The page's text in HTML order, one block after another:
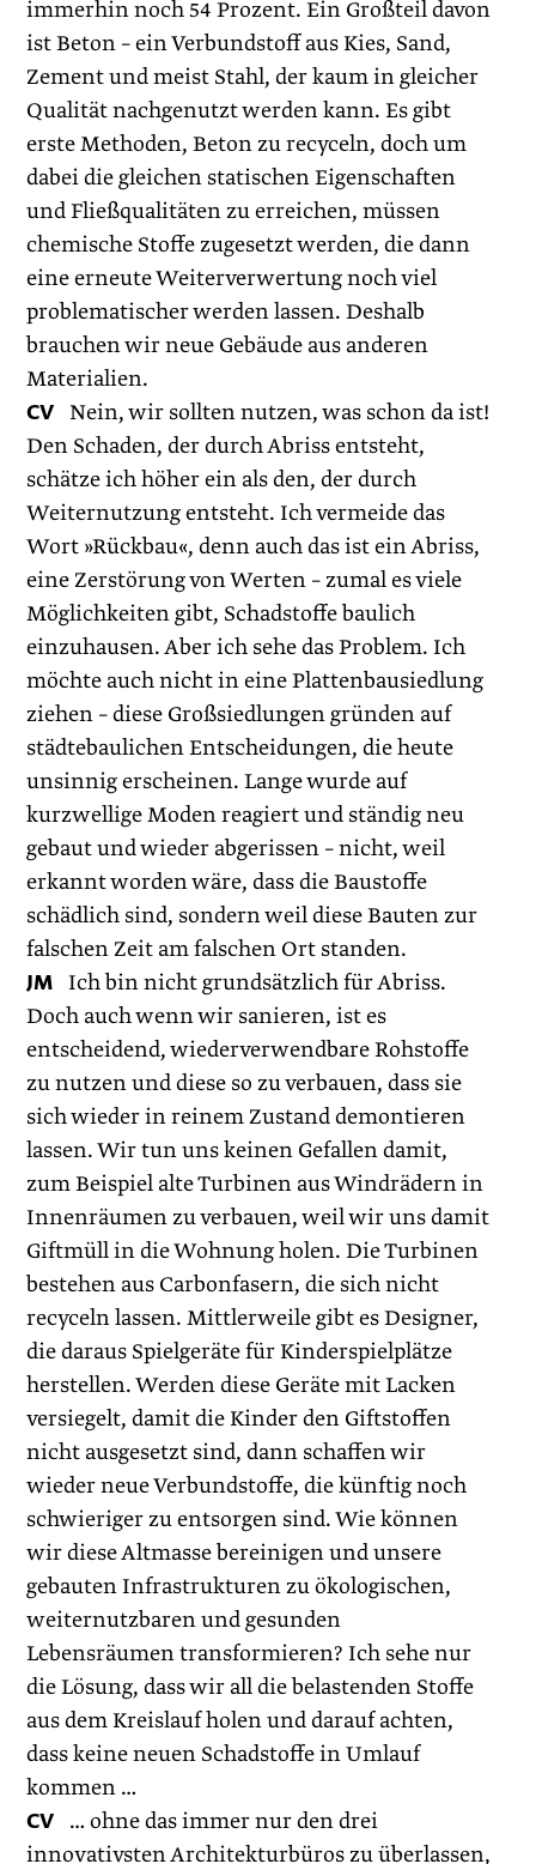
immerhin noch 54 Prozent. Ein Großteil davon
ist Beton – ein Verbundstoff aus Kies, Sand,
Zement und meist Stahl, der kaum in gleicher
Qualität nachgenutzt werden kann. Es gibt
erste Methoden, Beton zu recyceln, doch um
dabei die gleichen statischen Eigenschaften
und ­Fließqualitäten zu erreichen, müssen
chemische Stoffe zugesetzt werden, die dann
eine erneute Weiterverwertung noch viel
problematischer werden lassen. Deshalb
brauchen wir neue Gebäude aus anderen
Mate­rialien.
CV Nein, wir sollten nutzen, was schon da ist!
Den Schaden, der durch Abriss entsteht,
schätze ich höher ein als den, der durch
Weiter­nutzung entsteht. Ich vermeide das
Wort »Rückbau«, denn auch das ist ein Abriss,
eine Zerstörung von Werten – zumal es viele
Möglichkeiten gibt, Schadstoffe baulich
einzuhausen. Aber ich sehe das Problem. Ich
möchte auch nicht in eine Plattenbausiedlung
ziehen – diese Großsiedlungen gründen auf
städtebaulichen Entscheidungen, die heute
unsinnig erscheinen. Lange wurde auf
kurzwellige Moden reagiert und ständig neu
gebaut und wieder abgerissen – nicht, weil
erkannt worden wäre, dass die Baustoffe
schädlich sind, sondern weil diese Bauten zur
falschen Zeit am falschen Ort standen.
JM Ich bin nicht grundsätzlich für Abriss.
Doch auch wenn wir sanieren, ist es
entscheidend, wiederverwendbare Rohstoffe
zu nutzen und diese so zu verbauen, dass sie
sich wieder in reinem Zustand demontieren
lassen. Wir tun uns keinen Gefallen damit,
zum Beispiel alte Turbinen aus Windrädern in
Innenräumen zu verbauen, weil wir uns damit
Giftmüll in die Wohnung holen. Die Turbinen
bestehen aus Carbonfasern, die sich nicht
recyceln lassen. Mittlerweile gibt es Designer,
die daraus Spielgeräte für Kinderspielplätze
herstellen. Werden diese Geräte mit Lacken
versiegelt, damit die Kinder den Giftstoffen
nicht ausgesetzt sind, dann schaffen wir
wieder neue Verbundstoffe, die künftig noch
schwieriger zu entsorgen sind. Wie können
wir diese Altmasse bereinigen und unsere
gebauten Infrastrukturen zu ökologischen,
weiternutzbaren und gesunden
Lebensräumen transformieren? Ich sehe nur
die Lösung, dass wir all die belastenden Stoffe
aus dem Kreislauf holen und darauf achten,
dass keine neuen Schadstoffe in Umlauf
kommen …
CV … ohne das immer nur den drei
innovativsten Architektur­büros zu überlassen,